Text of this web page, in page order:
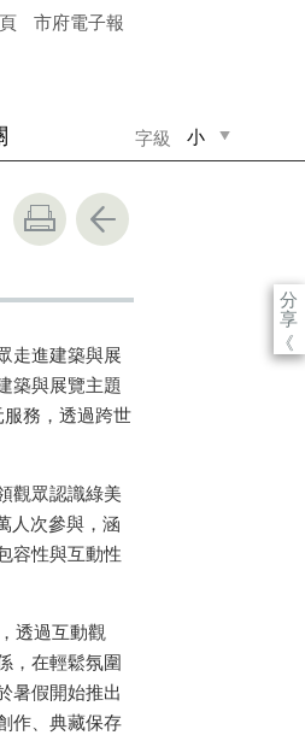
市府電子報
字級 小
分
享
《
走進建築與展
築與展覽主題
務，透過跨世
觀眾認識綠美
人次參與，涵
容性與互動性
透過互動觀
，在輕鬆氛圍
暑假開始推出
作、典藏保存